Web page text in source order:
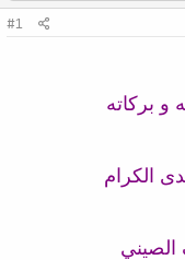
#1
و بركاته
الكرام